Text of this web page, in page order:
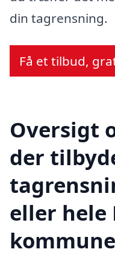
din tagrensning.
Få et tilbud,
Oversigt
der
eller
kommune